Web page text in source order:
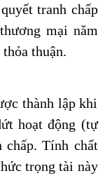
tranh chấp
mại năm
thuận.
thành lập khi
hoạt động (tự
Tính chất
trọng tài này